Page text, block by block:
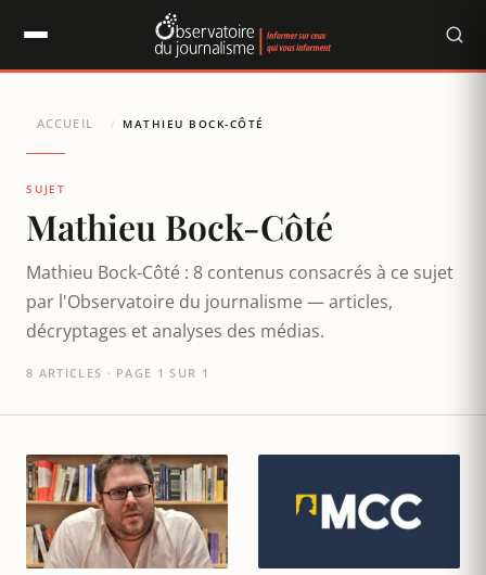
ACCUEIL / MATHIEU BOCK-CÔTÉ
SUJET
Mathieu Bock-Côté
Mathieu Bock-Côté : 8 contenus consacrés à ce sujet
par l'Observatoire du journalisme — articles,
décryptages et analyses des médias.
8 ARTICLES · PAGE 1 SUR 1
Panneau de gestion des cookies